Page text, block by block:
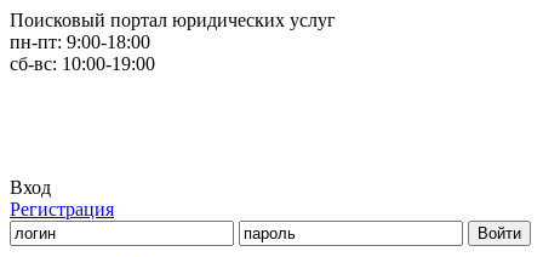
Поисковый портал юридических услуг
пн-пт: 9:00-18:00
сб-вс: 10:00-19:00
Вход
Регистрация